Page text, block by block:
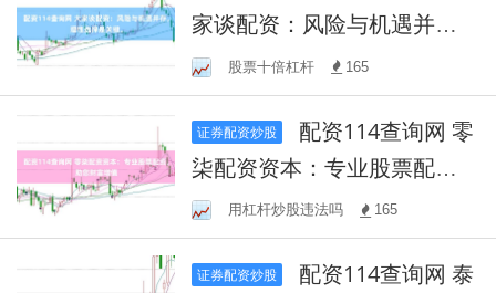
家谈配资：风险与机遇并
存，理性选择是关键。
股票十倍杠杆 165
证券配资炒股
柒配资资本：专业股票配
资，助您财富增值
用杠杆炒股违法吗 165
证券配资炒股